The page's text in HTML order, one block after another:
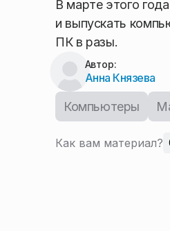
В марте этого
и выпускать
ПК в разы.
Автор:
Анна Князева
Компьютеры
Как вам материал?